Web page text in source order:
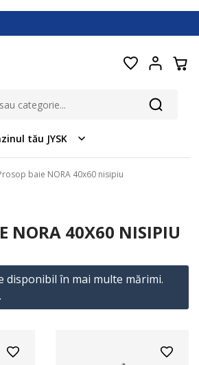
tău JYSK
baie NORA 40x60 nisipiu
NORA 40X60 NISIPIU
disponibil în mai multe mărimi.